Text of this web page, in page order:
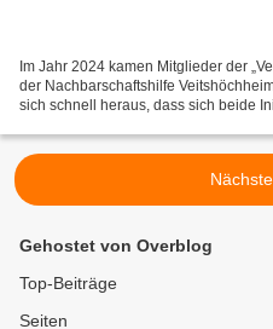
Im Jahr 2024 kamen Mitglieder der
der Nachbarschaftshilfe
sich schnell heraus, dass sich beide
Gehostet von Overblog
Top-Beiträge
Seiten